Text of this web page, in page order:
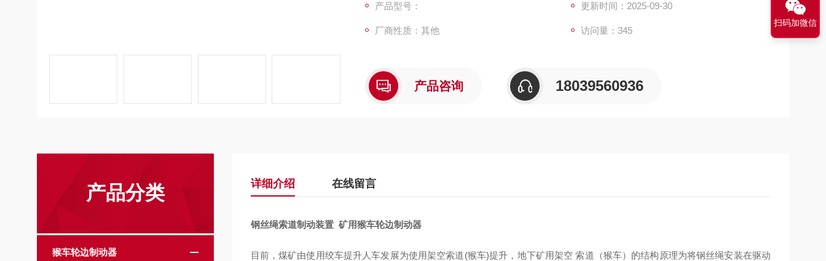
产品型号：
更新时间：2025-09-30
厂商性质：其他 访问量：345
产品咨询 18039560936
产品分类
猴车轮边制动器
详细介绍 在线留言
钢丝绳索道制动装置 矿用猴车轮边制动器
目前，煤矿由使用绞车提升人车发展为使用架空索道(猴车)提升，地下矿用架空 索道（猴车）的结构原理为将钢丝绳安装在驱动
扫码加微信